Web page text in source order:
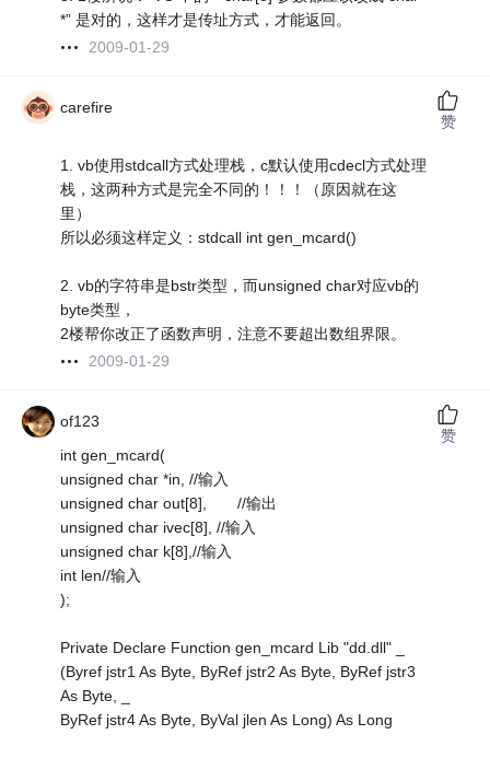
*” 是对的，这样才是传址方式，才能返回。
2009-01-29
carefire
1. vb使用stdcall方式处理栈，c默认使用cdecl方式处理
栈，这两种方式是完全不同的！！！（原因就在这
里）
所以必须这样定义：stdcall int gen_mcard()
2. vb的字符串是bstr类型，而unsigned char对应vb的
byte类型，
2楼帮你改正了函数声明，注意不要超出数组界限。
2009-01-29
赞
of123
int gen_mcard(
unsigned char *in, //输入
unsigned char out[8], //输出
unsigned char ivec[8], //输入
unsigned char k[8],//输入
int len//输入
);
Private Declare Function gen_mcard Lib "dd.dll" _
(Byref jstr1 As Byte, ByRef jstr2 As Byte, ByRef jstr3
As Byte, _
ByRef jstr4 As Byte, ByVal jlen As Long) As Long
赞